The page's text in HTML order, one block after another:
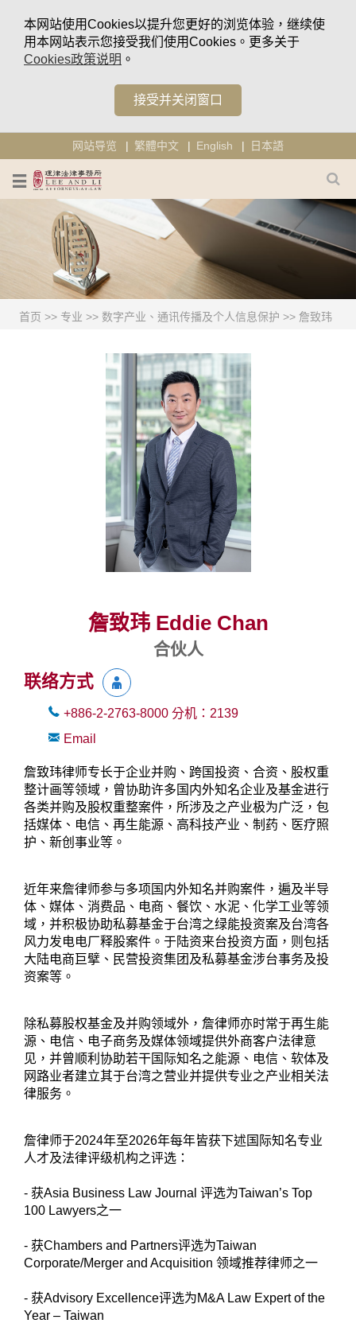
本网站使用Cookies以提升您更好的浏览体验，继续使
用本网站表示您接受我们使用Cookies。更多关于
Cookies政策说明 。
接受并关闭窗口
网站导览 繁體中文 English 日本語
首页 >> 专业 >> 数字产业、通讯传播及个人信息保护 >> 詹致玮
詹致玮 Eddie Chan
合伙人
联络方式
+886-2-2763-8000 分机： 2139
Email
詹致玮律师专长于企业并购、跨国投资、合资、股权重
整计画等领域，曾协助许多国内外知名企业及基金进行
各类并购及股权重整案件，所涉及之产业极为广泛，包
括媒体、电信、再生能源、高科技产业、制药、医疗照
护、新创事业等。
近年来詹律师参与多项国内外知名并购案件，遍及半导
体、媒体、消费品、电商、餐饮、水泥、化学工业等领
域，并积极协助私募基金于台湾之绿能投资案及台湾各
风力发电电厂释股案件。于陆资来台投资方面，则包括
大陆电商巨擘、民营投资集团及私募基金涉台事务及投
资案等。
除私募股权基金及并购领域外，詹律师亦时常于再生能
源、电信、电子商务及媒体领域提供外商客户法律意
见，并曾顺利协助若干国际知名之能源、电信、软体及
网路业者建立其于台湾之营业并提供专业之产业相关法
律服务。
詹律师于2024年至2026年每年皆获下述国际知名专业
人才及法律评级机构之评选：
- 获Asia Business Law Journal 评选为Taiwan’s Top
100 Lawyers之一
- 获Chambers and Partners评选为Taiwan
Corporate/Merger and Acquisition 领域推荐律师之一
- 获Advisory Excellence评选为M&A Law Expert of the
Year – Taiwan